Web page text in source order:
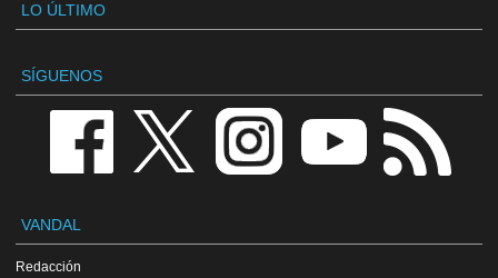
LO ÚLTIMO
SÍGUENOS
VANDAL
Redacción